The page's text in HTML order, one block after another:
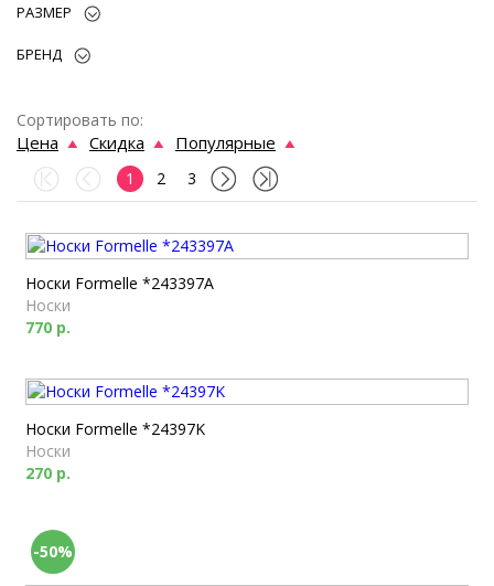
РАЗМЕР
БРЕНД
Сортировать по:
Цена Скидка Популярные
1 2 3
Носки Formelle *243397A
Носки
770 р.
Носки Formelle *24397K
Носки
270 р.
-50%